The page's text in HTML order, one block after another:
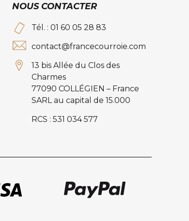
NOUS CONTACTER
Tél. : 01 60 05 28 83
contact@francecourroie.com
13 bis Allée du Clos des
Charmes
77090 COLLÉGIEN – France
SARL au capital de 15.000
RCS : 531 034 577